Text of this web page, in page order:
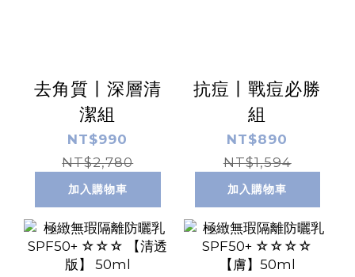
去角質丨深層清
潔組
NT$990
NT$2,780
加入購物車
抗痘丨戰痘必勝
組
NT$890
NT$1,594
加入購物車